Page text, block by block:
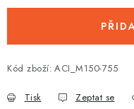
Kód zboží: ACI_M150-755
Tisk Zeptat se